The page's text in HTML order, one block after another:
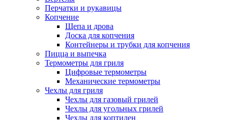
Перчатки и рукавицы
Копчение
Щепа и дрова
Доска для копчения
Контейнеры и трубки для копчения
Пицца и выпечка
Термометры для гриля
Цифровые термометры
Механические термометры
Чехлы для гриля
Чехлы для газовый грилей
Чехлы для угольных грилей
Чехлы для коптилен